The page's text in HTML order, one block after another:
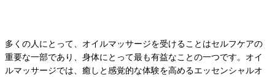
多くの人にとって、オイルマッサージを受けることはセルフケアの
重要な一部であり、身体にとって最も有益なことの一つです。オイ
ルマッサージでは、癒しと感覚的な体験を高めるエッセンシャルオ